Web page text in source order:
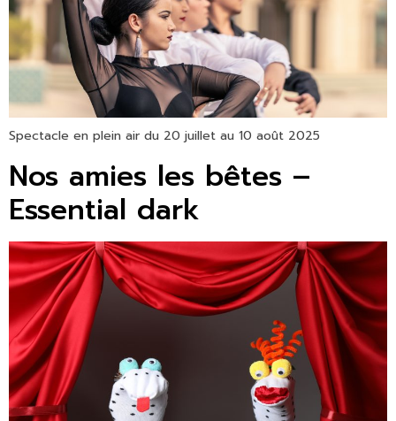
Spectacle en plein air du 20 juillet au 10 août 2025
Nos amies les bêtes –
Essential dark